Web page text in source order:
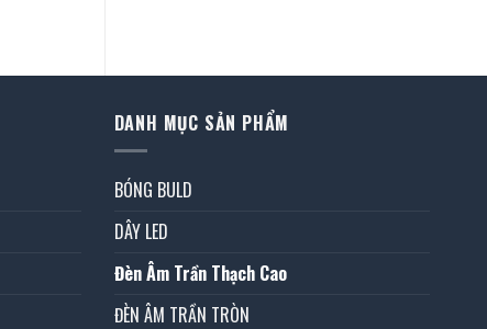
DANH MỤC SẢN PHẨM
BÓNG BULD
DÂY LED
Đèn Âm Trần Thạch Cao
ĐÈN ÂM TRẦN TRÒN